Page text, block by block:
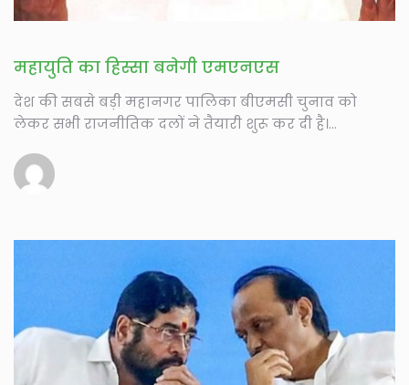
महायुति का हिस्सा बनेगी एमएनएस
देश की सबसे बड़ी महानगर पालिका बीएमसी चुनाव को
लेकर सभी राजनीतिक दलों ने तैयारी शुरू कर दी है।...